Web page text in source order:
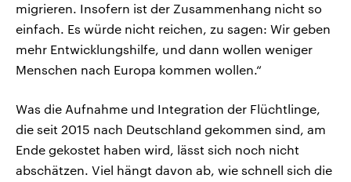
migrieren. Insofern ist der Zusammenhang nicht so
einfach. Es würde nicht reichen, zu sagen: Wir geben
mehr Entwicklungshilfe, und dann wollen weniger
Menschen nach Europa kommen wollen.“
Was die Aufnahme und Integration der Flüchtlinge,
die seit 2015 nach Deutschland gekommen sind, am
Ende gekostet haben wird, lässt sich noch nicht
abschätzen. Viel hängt davon ab, wie schnell sich die